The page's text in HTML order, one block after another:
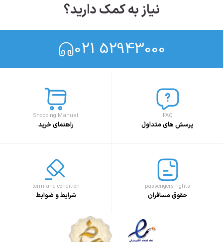
نیاز به کمک دارید؟
021 52943000
FAQ
پرسش های متداول
Shopping Manual
راهنمای خرید
passengers rights
حقوق مسافران
term and condition
شرایط و ضوابط